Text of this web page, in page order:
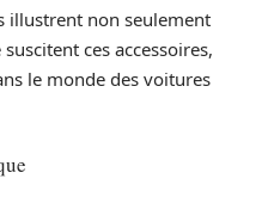
illustrent non seulement
ces accessoires,
le monde des voitures